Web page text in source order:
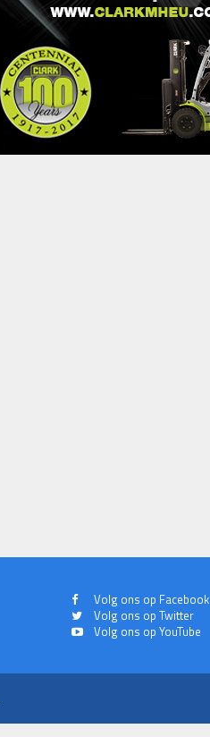
Volg ons op Facebook
Volg ons op Twitter
Volg ons op YouTube